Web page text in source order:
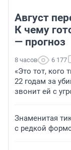
Август
К чему
— прогноз
8 часов 6 177
«Это тот, кого
22 годам за
звонит ей с
Знаменитая
с редкой